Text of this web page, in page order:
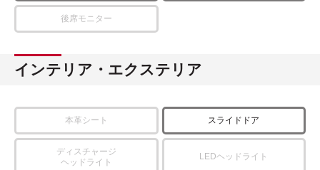
後席モニター
インテリア・エクステリア
本革シート スライドドア
ディスチャージ
ヘッドライト
LEDヘッドライト